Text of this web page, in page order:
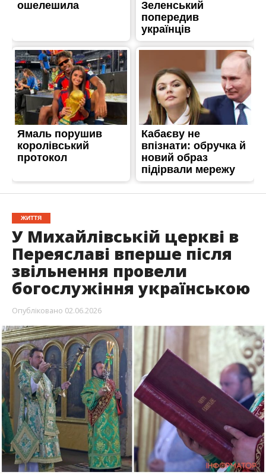
ЖИТТЯ
У Михайлівській церкві в
Переяславі вперше після
звільнення провели
богослужіння українською
Опубліковано 02.06.2026